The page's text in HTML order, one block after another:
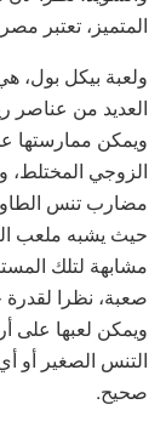
المتميز، تعتبر
ولعبة بيكل بول،
العديد من عناصر
ويمكن ممارستها
الزوجي المختلط،
حيث يشبه ملعب
مشابهة لتلك
صعبة، نظرا لقدرة
ويمكن لعبها على
التنس الصغير أو
صحيح.